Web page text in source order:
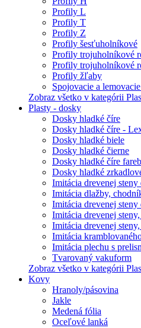
Profily L
Profily T
Profily Z
Profily šesťuholníkové
Profily trojuholníkové
Profily trojuholníkové
Profily žľaby
Spojovacie a
Zobraz všetko v kategórii
Plasty - dosky
Dosky hladké číre
Dosky hladké číre -
Dosky hladké biele
Dosky hladké čierne
Dosky hladké číre
Dosky hladké
Imitácia drevenej
Imitácia dlažby,
Imitácia drevenej
Imitácia drevenej
Imitácia drevenej
Imitácia
Imitácia plechu s
Tvarovaný vakuform
Zobraz všetko v kategórii
Kovy
Hranoly/pásovina
Jakle
Medená fólia
Oceľové lanká